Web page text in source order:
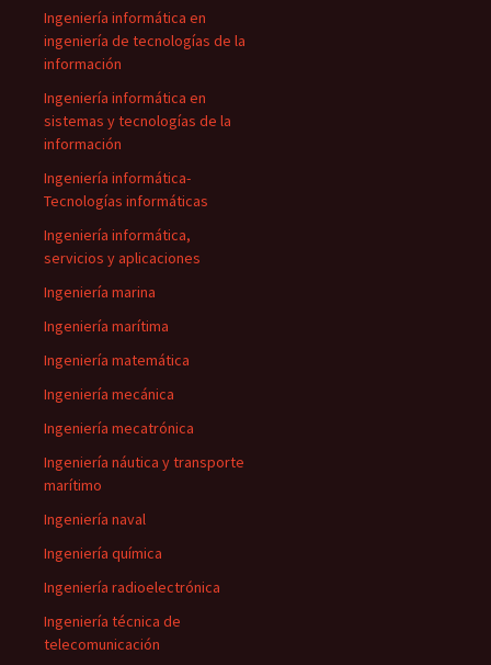
Ingeniería informática en
ingeniería de tecnologías de la
información
Ingeniería informática en
sistemas y tecnologías de la
información
Ingeniería informática-
Tecnologías informáticas
Ingeniería informática,
servicios y aplicaciones
Ingeniería marina
Ingeniería marítima
Ingeniería matemática
Ingeniería mecánica
Ingeniería mecatrónica
Ingeniería náutica y transporte
marítimo
Ingeniería naval
Ingeniería química
Ingeniería radioelectrónica
Ingeniería técnica de
telecomunicación